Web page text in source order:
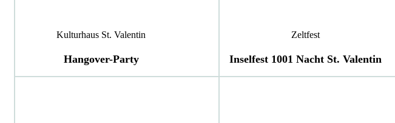
Kulturhaus St. Valentin
Hangover-Party
Zeltfest
Inselfest 1001 Nacht St. Valentin